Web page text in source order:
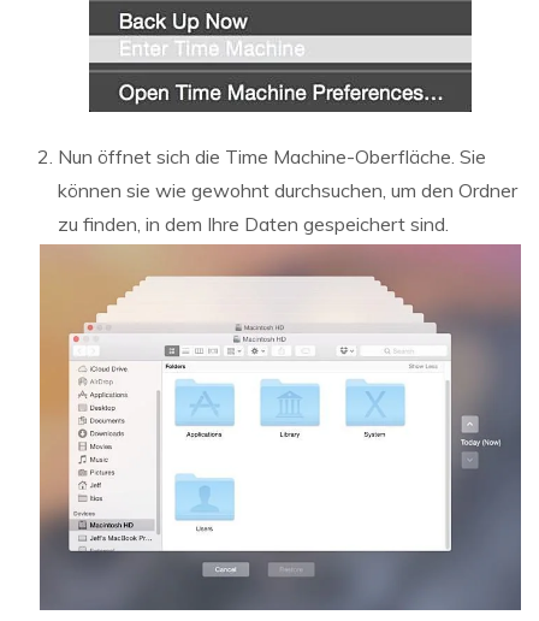
Nun öffnet sich die Time Machine-Oberfläche. Sie
können sie wie gewohnt durchsuchen, um den Ordner
zu finden, in dem Ihre Daten gespeichert sind.